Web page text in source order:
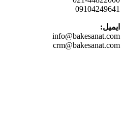
09104249641
ایمیل:
info@bakesanat.com
crm@bakesanat.com